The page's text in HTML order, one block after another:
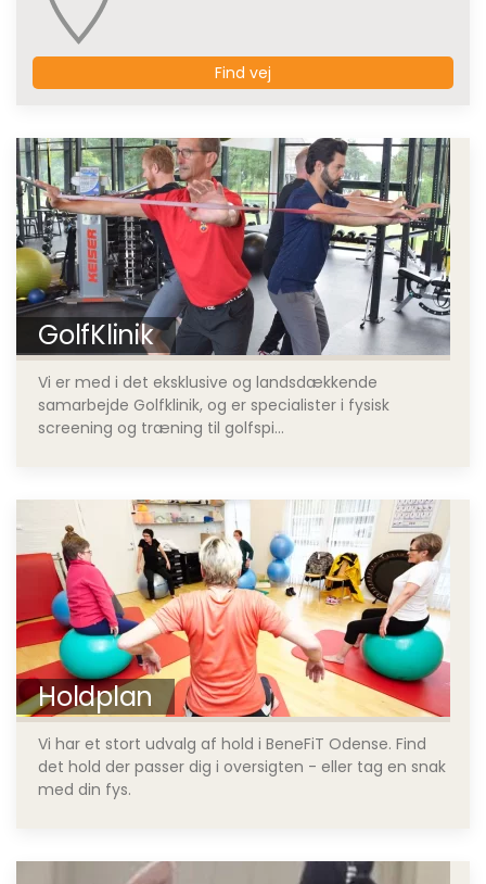
Find vej
GolfKlinik
Vi er med i det eksklusive og landsdækkende
samarbejde Golfklinik, og er specialister i fysisk
screening og træning til golfspi...
Holdplan
Vi har et stort udvalg af hold i BeneFiT Odense. Find
det hold der passer dig i oversigten - eller tag en snak
med din fys.